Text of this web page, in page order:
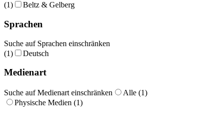
(1)
Beltz & Gelberg
Sprachen
Suche auf Sprachen einschränken
(1)
Deutsch
Medienart
Suche auf Medienart einschränken
Alle (1)
Physische Medien (1)